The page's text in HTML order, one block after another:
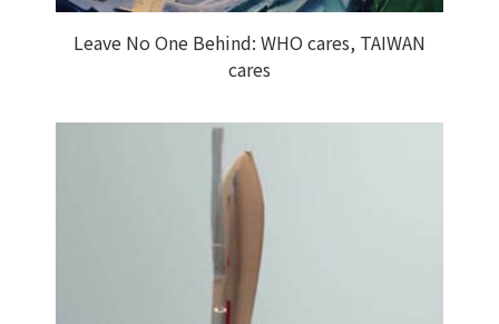
Leave No One Behind: WHO cares, TAIWAN
cares